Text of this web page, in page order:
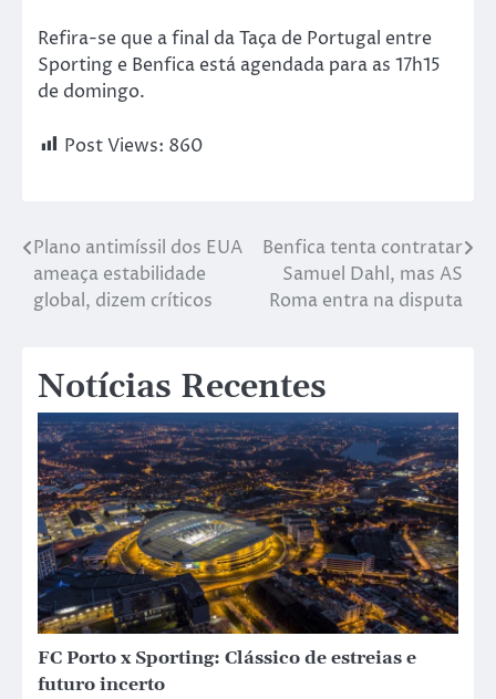
Refira-se que a final da Taça de Portugal entre
Sporting e Benfica está agendada para as 17h15
de domingo.
Post Views: 860
Plano antimíssil dos EUA
ameaça estabilidade
global, dizem críticos
Benfica tenta contratar
Samuel Dahl, mas AS
Roma entra na disputa
Notícias Recentes
FC Porto x Sporting: Clássico de estreias e
futuro incerto